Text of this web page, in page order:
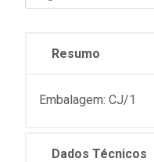
Resumo
Embalagem: CJ/1
Dados Técnicos